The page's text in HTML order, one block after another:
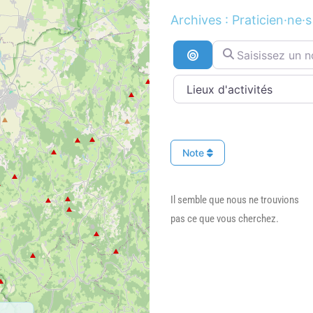
Archives : Praticien·ne·s
Recherche par
Saisissez un nom ...
Note
Il semble que nous ne trouvions
pas ce que vous cherchez.